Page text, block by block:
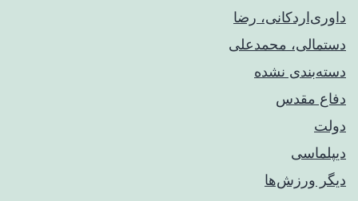
داوری‌اردکانی، رضا
دستمالی، محمدعلی
دسته‌بندی نشده
دفاع مقدس
دولت
دیپلماسی
دیگر ورزش‌ها